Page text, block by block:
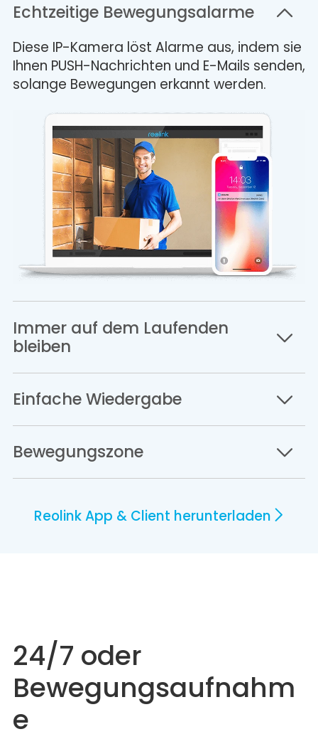
Echtzeitige Bewegungsalarme
Diese IP-Kamera löst Alarme aus, indem sie
Ihnen PUSH-Nachrichten und E-Mails senden,
solange Bewegungen erkannt werden.
Immer auf dem Laufenden
bleiben
Einfache Wiedergabe
Bewegungszone
Reolink App & Client herunterladen
24/7 oder
Bewegungsaufnahm
e